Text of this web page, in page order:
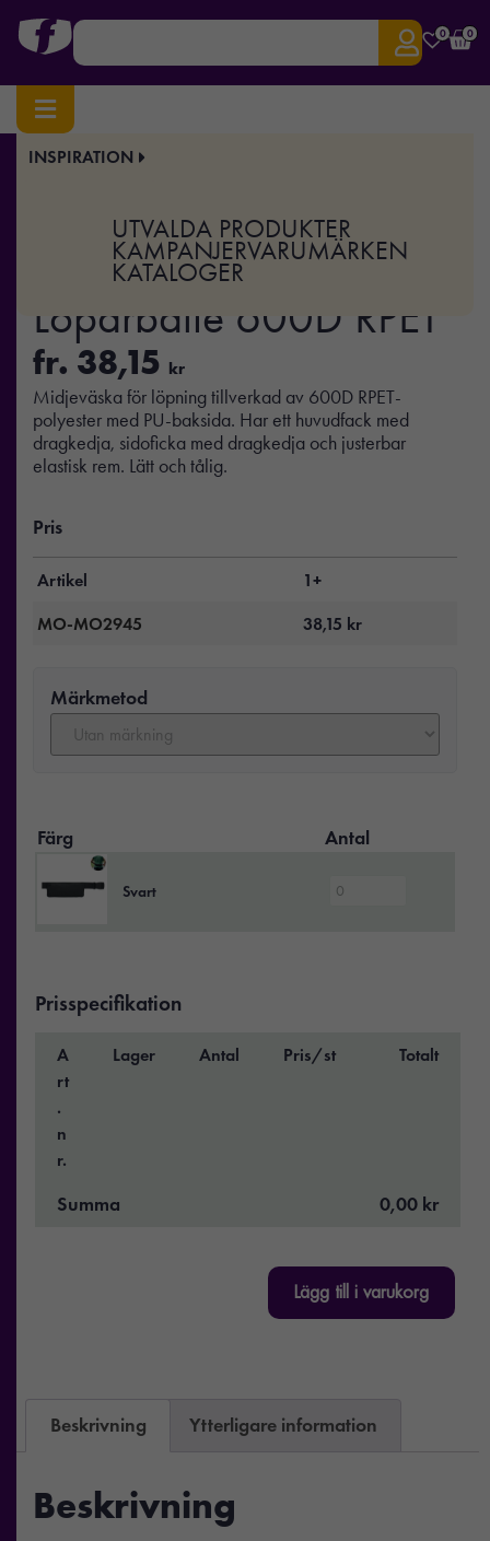
0 0
INSPIRATION
UTVALDA PRODUKTER
KAMPANJERVARUMÄRKEN
KATALOGER
Hem/Uncategorized / MODERATE – Löparbälte 600D RPET
MODERATE –
Löparbälte 600D RPET
fr. 38,15 kr
Midjeväska för löpning tillverkad av 600D RPET-
polyester med PU-baksida. Har ett huvudfack med
dragkedja, sidoficka med dragkedja och justerbar
elastisk rem. Lätt och tålig.
Pris
Artikel
1+
MO-MO2945
38,15 kr
Märkmetod
Färg Antal
Svart
Prisspecifikation
A
rt
.
n
r.
Lager Antal Pris/st Totalt
Summa 0,00 kr
Lägg till i varukorg
Beskrivning Ytterligare information
Beskrivning